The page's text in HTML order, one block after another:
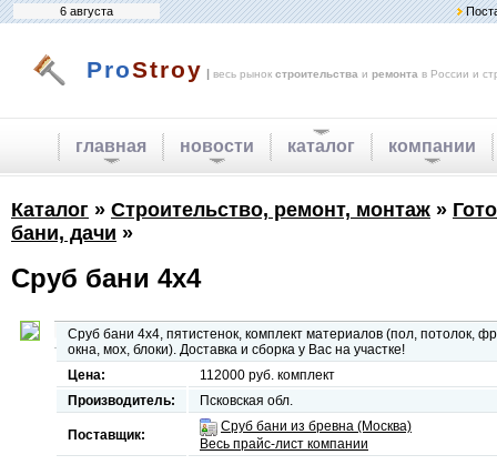
6 августа
ProStroy | весь рынок строительства и ремонта в России и
главная новости каталог компании
Каталог » Строительство, ремонт, монтаж »
бани, дачи »
Сруб бани 4х4
Сруб бани 4х4, пятистенок, комплект материалов (пол, потолок,
окна, мох, блоки). Доставка и сборка у Вас на участке!
Цена:
112000 руб. комплект
Производитель:
Псковская обл.
Поставщик:
Сруб бани из бревна (Москва)
Весь прайс-лист компании